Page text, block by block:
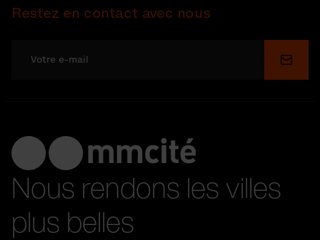
Restez en contact avec nous
Nous rendons les villes
plus belles